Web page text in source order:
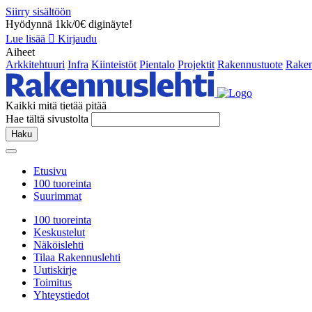
Siirry sisältöön
Hyödynnä 1kk/0€ diginäyte!
Lue lisää
Kirjaudu
Aiheet
Arkkitehtuuri Infra Kiinteistöt Pientalo Projektit Rakennustuote
Kaikki mitä tietää pitää
Hae tältä sivustolta
Haku
Etusivu
100 tuoreinta
Suurimmat
100 tuoreinta
Keskustelut
Näköislehti
Tilaa Rakennuslehti
Uutiskirje
Toimitus
Yhteystiedot